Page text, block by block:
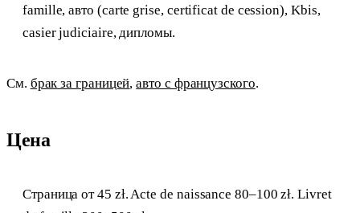
famille, авто (carte grise, certificat de cession), Kbis,
casier judiciaire, дипломы.
См. брак за границей,авто с французского.
Цена
Страница от 45 zł. Acte de naissance 80–100 zł. Livret